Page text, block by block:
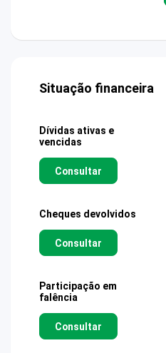
Situação financeira
Dívidas ativas e
vencidas
Consultar
Cheques devolvidos
Consultar
Participação em
falência
Consultar